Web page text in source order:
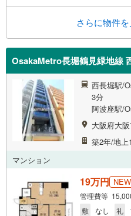
さらに物件を
OsakaMetro長堀鶴見緑地線
西長堀駅/
3分
阿波座駅/
大阪府大
築2年/地上
マンション
19万円 NEW
管理費等
敷
なし 礼